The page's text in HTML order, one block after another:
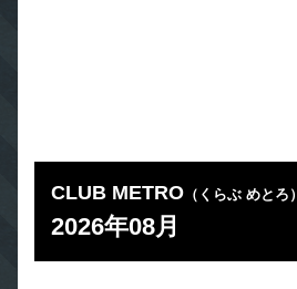
CLUB METRO （くらぶ めとろ）
2026年08月